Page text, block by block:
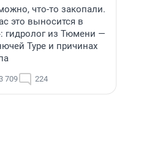
что-то закопали.
это выносится в
гидролог из Тюмени —
Туре и причинах
709 224